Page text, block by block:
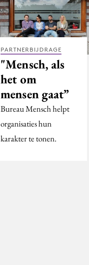
PARTNERBIJDRAGE
"Mensch, als
het om
mensen gaat”
Bureau Mensch helpt
organisaties hun
karakter te tonen.